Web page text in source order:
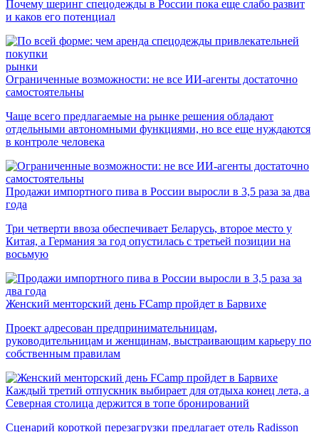
Почему шеринг спецодежды в России пока еще слабо развит
и каков его потенциал
рынки
Ограниченные возможности: не все ИИ-агенты достаточно
самостоятельны
Чаще всего предлагаемые на рынке решения обладают
отдельными автономными функциями, но все еще нуждаются
в контроле человека
Продажи импортного пива в России выросли в 3,5 раза за два
года
Три четверти ввоза обеспечивает Беларусь, второе место у
Китая, а Германия за год опустилась с третьей позиции на
восьмую
Женский менторский день FCamp пройдет в Барвихе
Проект адресован предпринимательницам,
руководительницам и женщинам, выстраивающим карьеру по
собственным правилам
Каждый третий отпускник выбирает для отдыха конец лета, а
Северная столица держится в топе бронирований
Сценарий короткой перезагрузки предлагает отель Radisson